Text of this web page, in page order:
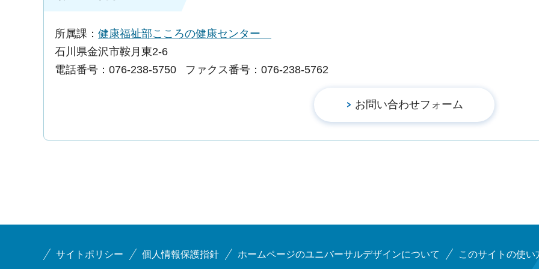
所属課： 健康福祉部こころの健康センター
石川県金沢市鞍月東2-6
電話番号：076-238-5750
ファクス番号：076-238-5762
サイトポリシー 個人情報保護指針 ホームページのユニバーサルデザインについて このサイトの使い